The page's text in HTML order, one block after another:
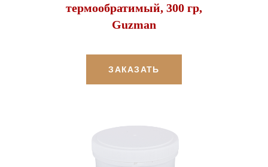
термообратимый, 300 гр,
Guzman
ЗАКАЗАТЬ